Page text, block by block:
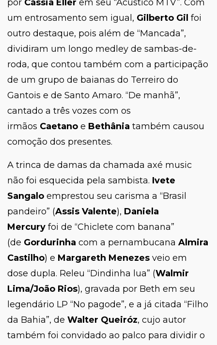
por Cássia Eller em seu “Acústico MTV”. Com
um entrosamento sem igual, Gilberto Gil foi
outro destaque, pois além de “Mancada”,
dividiram um longo medley de sambas-de-
roda, que contou também com a participação
de um grupo de baianas do Terreiro do
Gantois e de Santo Amaro. “De manhã”,
cantado a três vozes com os
irmãos Caetano e Bethânia também causou
comoção dos presentes.
A trinca de damas da chamada axé music
não foi esquecida pela sambista. Ivete
Sangalo emprestou seu carisma a “Brasil
pandeiro” (Assis Valente), Daniela
Mercury foi de “Chiclete com banana”
(de Gordurinha com a pernambucana Almira
Castilho) e Margareth Menezes veio em
dose dupla. Releu “Dindinha lua” (Walmir
Lima/João Rios), gravada por Beth em seu
legendário LP “No pagode”, e a já citada “Filho
da Bahia”, de Walter Queiróz, cujo autor
também foi convidado ao palco para dividir o